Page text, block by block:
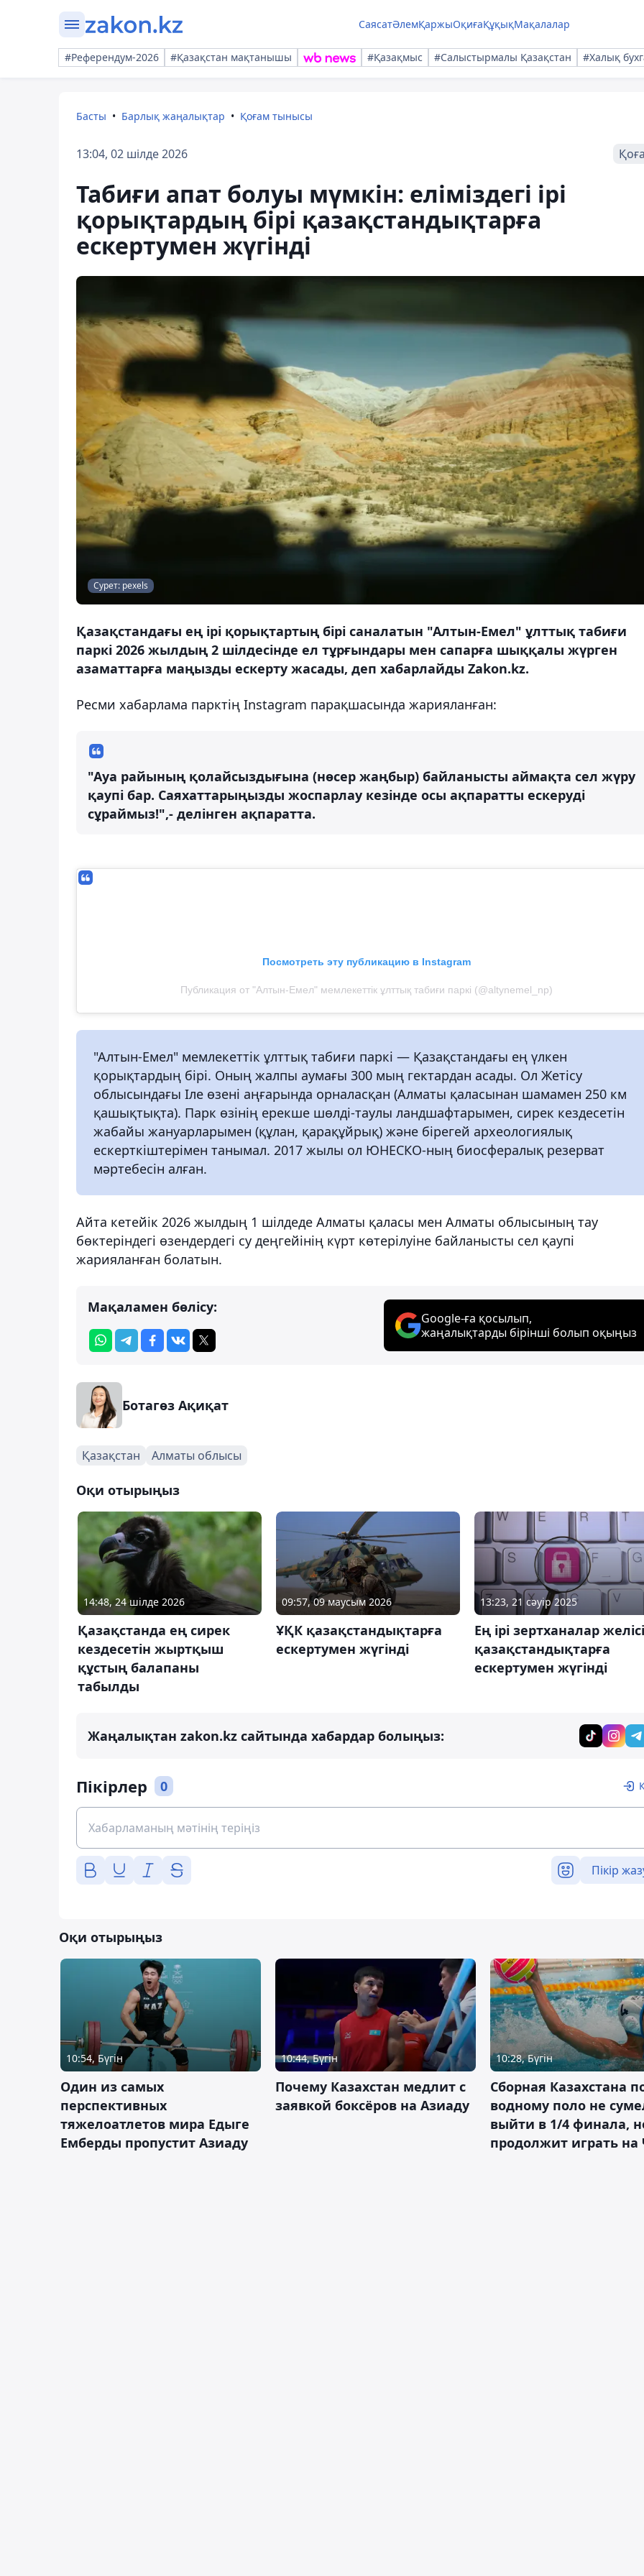
СаясатӘлемҚаржыОқиғаҚұқықМақалалар
#Референдум-2026 #Қазақстан мақтанышы #Қазақмыс #Салыстырмалы Қазақстан #Халық
Басты Барлық жаңалықтар Қоғам тынысы
13:04, 02 шілде 2026
Табиғи апат болуы мүмкін: еліміздегі ірі
қорықтардың бірі қазақстандықтарға
ескертумен жүгінді
Сурет: pexels
Қазақстандағы ең ірі қорықтартың бірі саналатын "Алтын-Емел" ұлттық табиғи
паркі 2026 жылдың 2 шілдесінде ел тұрғындары мен сапарға шыққалы жүрген
азаматтарға маңызды ескерту жасады, деп хабарлайды Zakon.kz.
Ресми хабарлама парктің Instagram парақшасында жарияланған:
"Ауа райының қолайсыздығына (нөсер жаңбыр) байланысты аймақта сел жүру
қаупі бар. Саяхаттарыңызды жоспарлау кезінде осы ақпаратты ескеруді
сұраймыз!",- делінген ақпаратта.
Посмотреть эту публикацию в Instagram
Публикация от "Алтын-Емел" мемлекеттік ұлттық табиғи паркі (@altynemel_np)
"Алтын-Емел" мемлекеттік ұлттық табиғи паркі — Қазақстандағы ең үлкен
қорықтардың бірі. Оның жалпы аумағы 300 мың гектардан асады. Ол Жетісу
облысындағы Іле өзені аңғарында орналасқан (Алматы қаласынан шамамен 250 км
қашықтықта). Парк өзінің ерекше шөлді-таулы ландшафтарымен, сирек кездесетін
жабайы жануарларымен (құлан, қарақұйрық) және бірегей археологиялық
ескерткіштерімен танымал. 2017 жылы ол ЮНЕСКО-ның биосфералық резерват
мәртебесін алған.
Айта кетейік 2026 жылдың 1 шілдеде Алматы қаласы мен Алматы облысының тау
бөктеріндегі өзендердегі су деңгейінің күрт көтерілуіне байланысты сел қаупі
жарияланған болатын.
Мақаламен бөлісу:
Google-ға қосылып,
жаңалықтарды бірінші болып оқыңыз
Ботагөз Ақиқат
Қазақстан Алматы облысы
Оқи отырыңыз
14:48, 24 шілде 2026
Қазақстанда ең сирек
кездесетін жыртқыш
құстың балапаны
табылды
09:57, 09 маусым 2026
ҰҚК қазақстандықтарға
ескертумен жүгінді
13:23, 21 сәуір 2025
Ең ірі зертханалар желісі
қазақстандықтарға
ескертумен жүгінді
Жаңалықтан zakon.kz сайтында хабардар болыңыз:
Пікірлер 0
Пікір
Оқи отырыңыз
10:54, Бүгін
Один из самых
перспективных
тяжелоатлетов мира Едыге
Емберды пропустит Азиаду
10:44, Бүгін
Почему Казахстан медлит с
заявкой боксёров на Азиаду
10:28, Бүгін
Сборная Казахстана
водному поло не
выйти в 1/4 финала,
продолжит играть